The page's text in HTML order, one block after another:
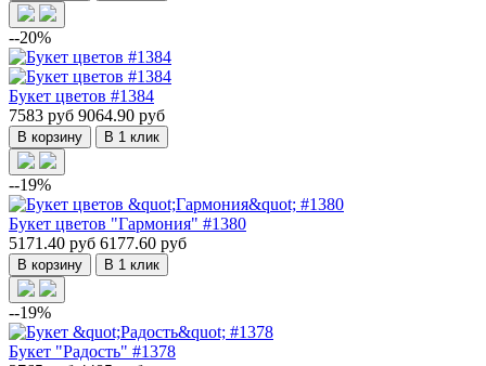
--20%
Букет цветов #1384
7583 руб 9064.90 руб
В корзину В 1 клик
--19%
Букет цветов "Гармония" #1380
5171.40 руб 6177.60 руб
В корзину В 1 клик
--19%
Букет "Радость" #1378